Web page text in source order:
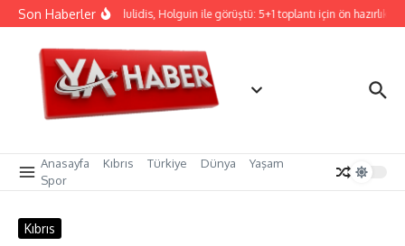
İçeriğe atla
Son HaberlerHristodulidis, Holguin ile görüştü: 5+1 toplantı için ön hazırlık
Anasayfa Kıbrıs Türkiye Dünya
Yaşam
Spor
Kıbrıs